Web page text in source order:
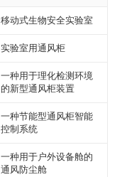
移动式生物安全实验室
实验室用通风柜
一种用于理化检测环境
的新型通风柜装置
一种节能型通风柜智能
控制系统
一种用于户外设备舱的
通风防尘舱